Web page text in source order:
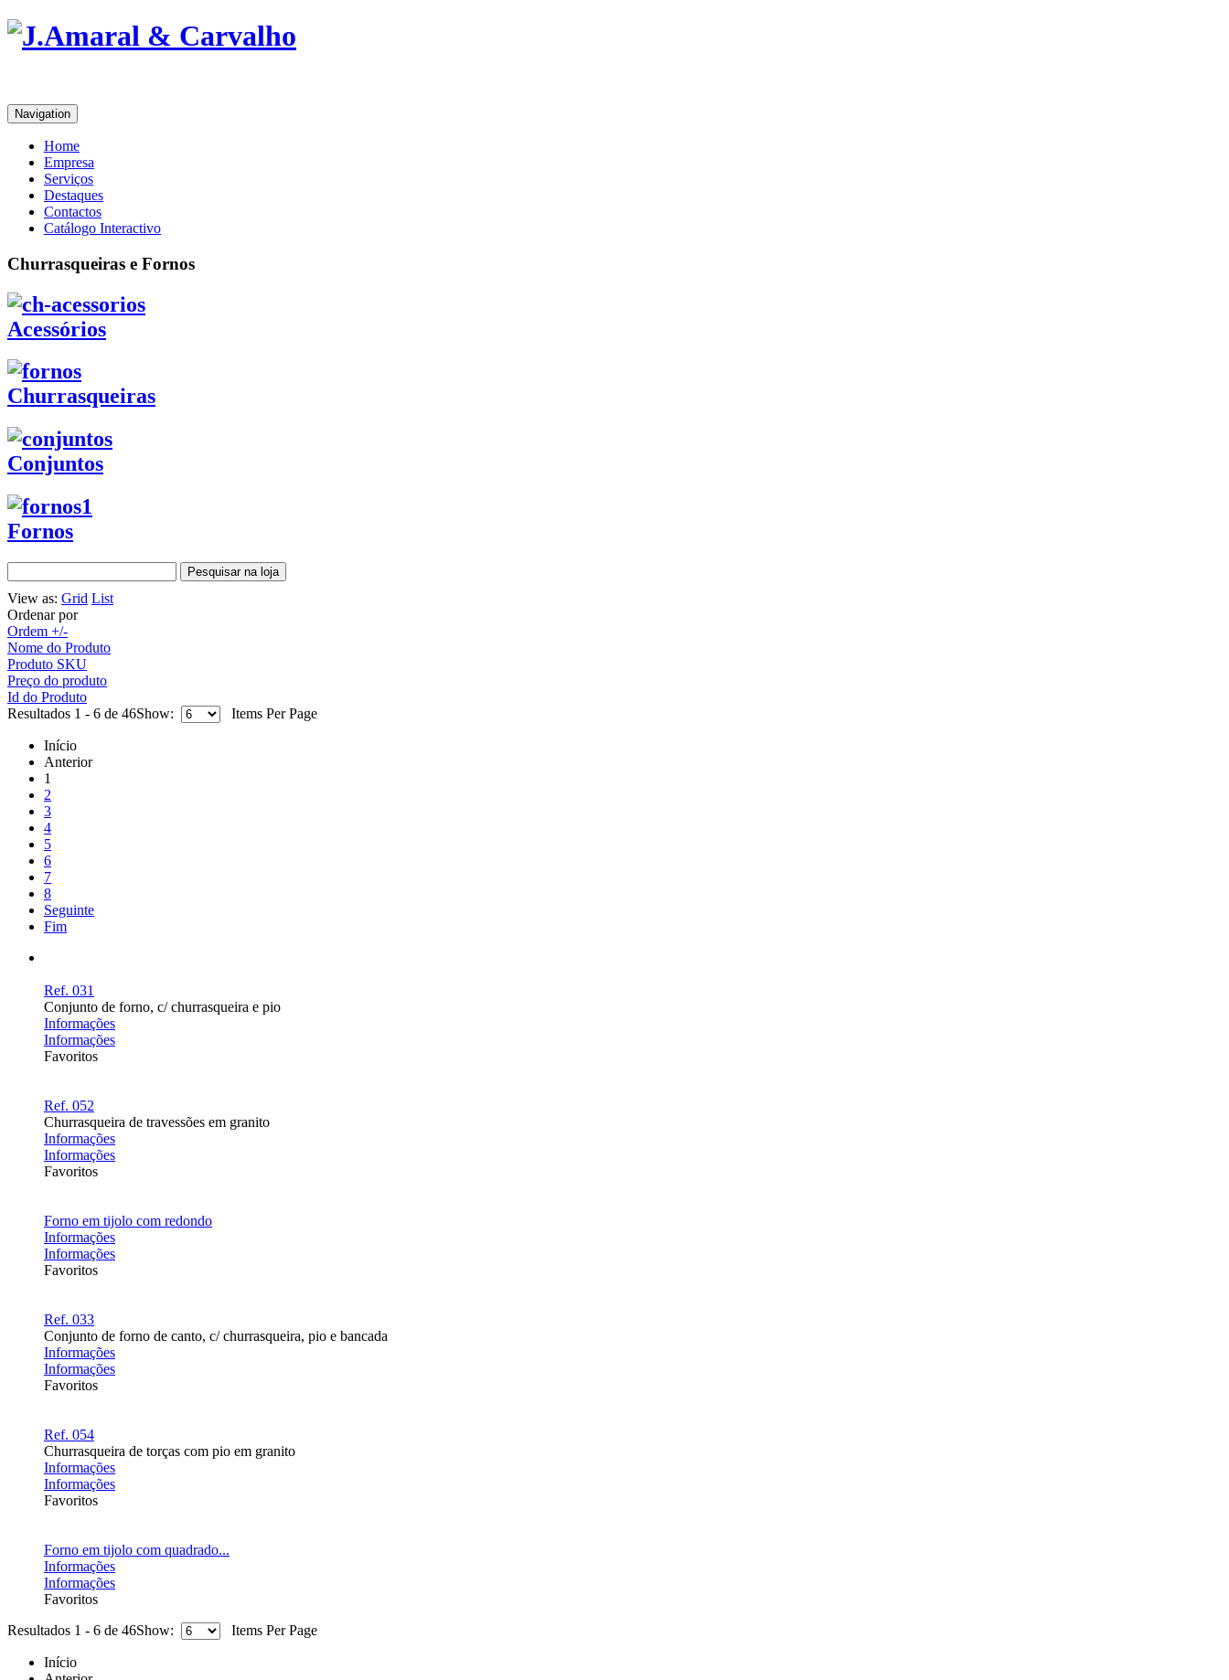
Navigation
Home
Empresa
Serviços
Destaques
Contactos
Catálogo Interactivo
Churrasqueiras e Fornos
Acessórios
Churrasqueiras
Conjuntos
Fornos
View as: Grid List
Ordenar por
Ordem +/-
Nome do Produto
Produto SKU
Preço do produto
Id do Produto
Resultados 1 - 6 de 46Show: Items Per Page
Início
Anterior
1
2
3
4
5
6
7
8
Seguinte
Fim
Ref. 031
Conjunto de forno, c/ churrasqueira e pio
Informações
Informações
Favoritos
Ref. 052
Churrasqueira de travessões em granito
Informações
Informações
Favoritos
Forno em tijolo com redondo
Informações
Informações
Favoritos
Ref. 033
Conjunto de forno de canto, c/ churrasqueira, pio e bancada
Informações
Informações
Favoritos
Ref. 054
Churrasqueira de torças com pio em granito
Informações
Informações
Favoritos
Forno em tijolo com quadrado...
Informações
Informações
Favoritos
Resultados 1 - 6 de 46Show: Items Per Page
Início